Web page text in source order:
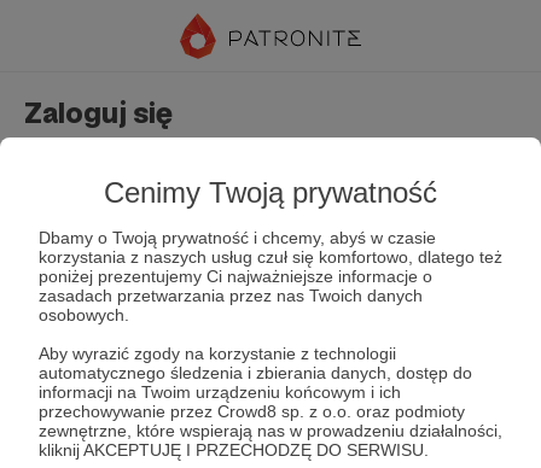
Cenimy Twoją prywatność
Dbamy o Twoją prywatność i chcemy, abyś w czasie
korzystania z naszych usług czuł się komfortowo, dlatego też
poniżej prezentujemy Ci najważniejsze informacje o
zasadach przetwarzania przez nas Twoich danych
osobowych.
Aby wyrazić zgody na korzystanie z technologii
automatycznego śledzenia i zbierania danych, dostęp do
informacji na Twoim urządzeniu końcowym i ich
przechowywanie przez Crowd8 sp. z o.o. oraz podmioty
zewnętrzne, które wspierają nas w prowadzeniu działalności,
kliknij AKCEPTUJĘ I PRZECHODZĘ DO SERWISU.
Zaloguj się
Zapamiętaj mnie Zapomniałeś hasła?
Zaloguj